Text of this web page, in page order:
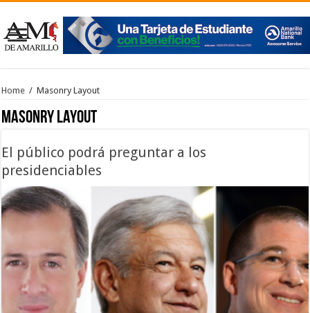
Home / Masonry Layout
Masonry Layout
El público podrá preguntar a los
presidenciables